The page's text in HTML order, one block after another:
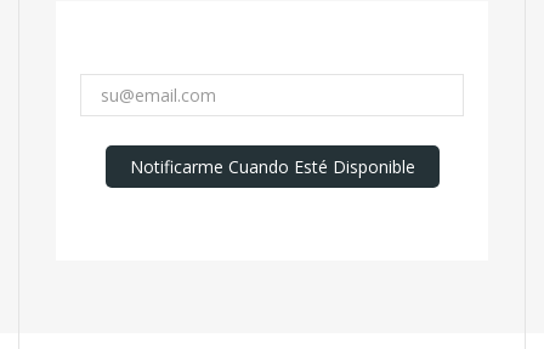
Notificarme Cuando Esté Disponible